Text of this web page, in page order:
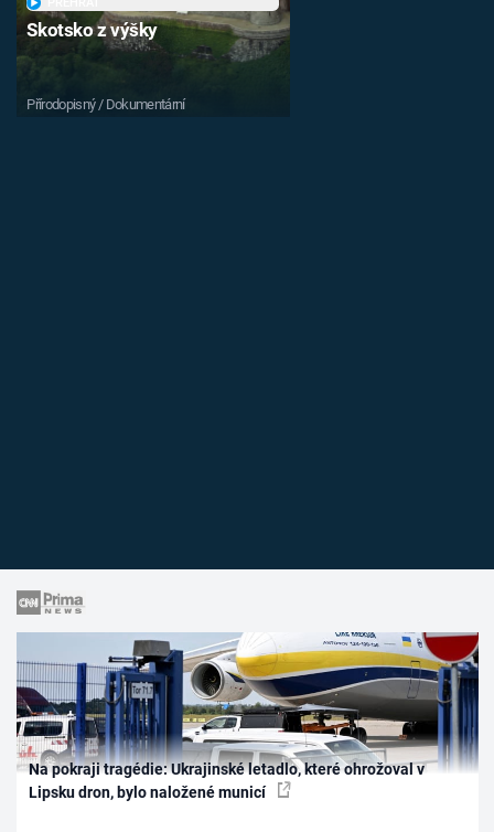
Skotsko z výšky
Přírodopisný / Dokumentární
Na pokraji tragédie: Ukrajinské letadlo, které ohrožoval v
Lipsku dron, bylo naložené municí